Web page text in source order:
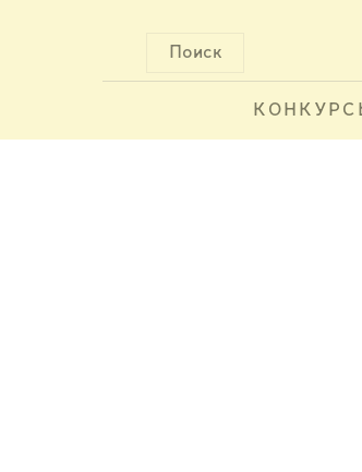
Поиск